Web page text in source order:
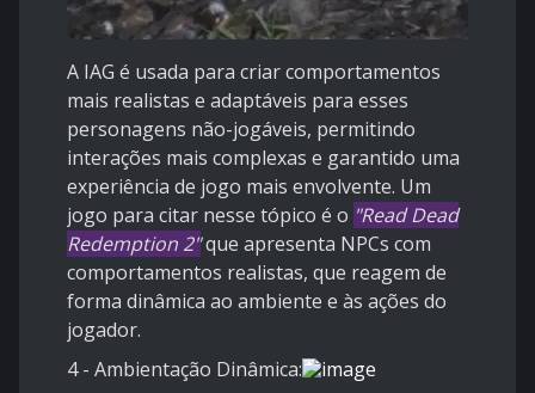
A IAG é usada para criar comportamentos
mais realistas e adaptáveis para esses
personagens não-jogáveis, permitindo
interações mais complexas e garantido uma
experiência de jogo mais envolvente. Um
jogo para citar nesse tópico é o "Read Dead
Redemption 2"que apresenta NPCs com
comportamentos realistas, que reagem de
forma dinâmica ao ambiente e às ações do
jogador.
4 - Ambientação Dinâmica: